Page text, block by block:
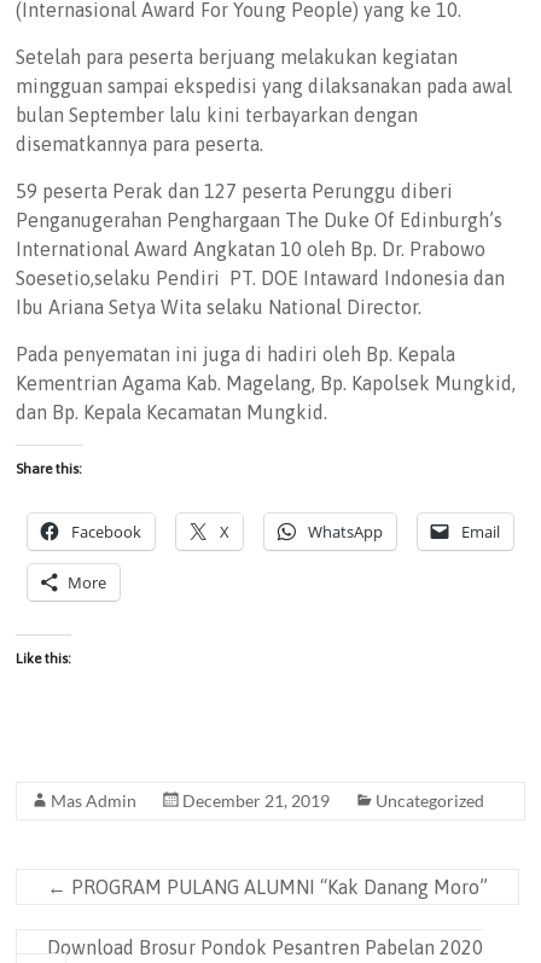
(Internasional Award For Young People) yang ke 10.
Setelah para peserta berjuang melakukan kegiatan
mingguan sampai ekspedisi yang dilaksanakan pada awal
bulan September lalu kini terbayarkan dengan
disematkannya para peserta.
59 peserta Perak dan 127 peserta Perunggu diberi
Penganugerahan Penghargaan The Duke Of Edinburgh’s
International Award Angkatan 10 oleh Bp. Dr. Prabowo
Soesetio,selaku Pendiri PT. DOE Intaward Indonesia dan
Ibu Ariana Setya Wita selaku National Director.
Pada penyematan ini juga di hadiri oleh Bp. Kepala
Kementrian Agama Kab. Magelang, Bp. Kapolsek Mungkid,
dan Bp. Kepala Kecamatan Mungkid.
Share this:
Facebook X WhatsApp Email
More
Like this:
Mas Admin December 21, 2019 Uncategorized
← PROGRAM PULANG ALUMNI “Kak Danang Moro”
Download Brosur Pondok Pesantren Pabelan 2020